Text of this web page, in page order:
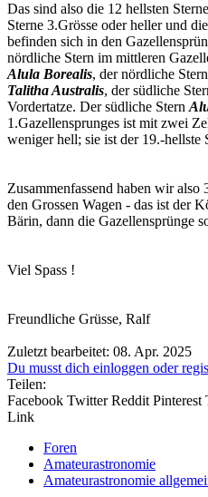
Das sind also die 12 hellsten
Sterne 3.Grösse oder heller und
befinden sich in den
nördliche Stern im mittleren
Alula Borealis, der nördliche
Talitha Australis, der südliche
Vordertatze. Der südliche Stern
1.Gazellensprunges ist mit zwei
weniger hell; sie ist der 19.-hellste
Zusammenfassend haben wir
den Grossen Wagen - das ist der
Bärin, dann die Gazellensprünge
Viel Spass !
Freundliche Grüsse, Ralf
Zuletzt bearbeitet: 08. Apr. 2025
Du musst dich einloggen oder
Teilen:
Facebook Twitter Reddit Pinterest
Link
Foren
Amateurastronomie
Amateurastronomie